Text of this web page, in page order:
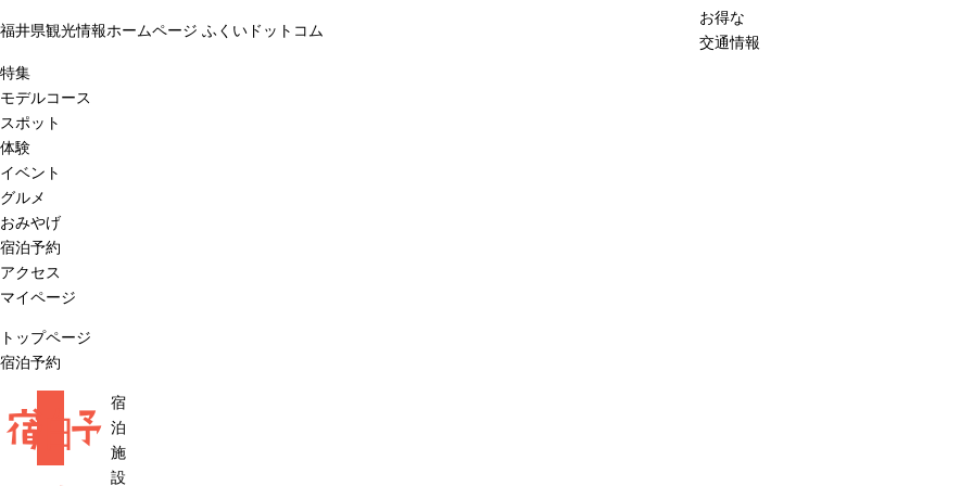
福井県観光情報ホームページ ふくいドットコム
お得な
交通情報
特集
モデルコース
スポット
体験
イベント
グルメ
おみやげ
宿泊予約
アクセス
マイページ
トップページ
宿泊予約
宿泊予
宿
泊
施
設